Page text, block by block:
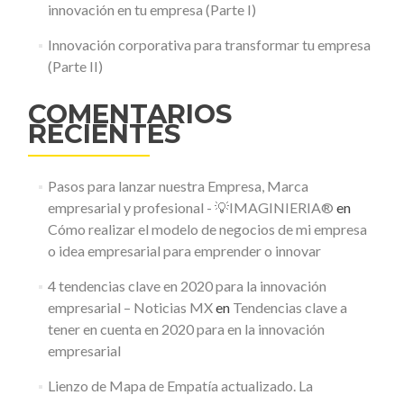
innovación en tu empresa (Parte I)
Innovación corporativa para transformar tu empresa
(Parte II)
COMENTARIOS
RECIENTES
Pasos para lanzar nuestra Empresa, Marca
empresarial y profesional - 💡IMAGINIERIA® en
Cómo realizar el modelo de negocios de mi empresa
o idea empresarial para emprender o innovar
4 tendencias clave en 2020 para la innovación
empresarial – Noticias MXen Tendencias clave a
tener en cuenta en 2020 para en la innovación
empresarial
Lienzo de Mapa de Empatía actualizado. La